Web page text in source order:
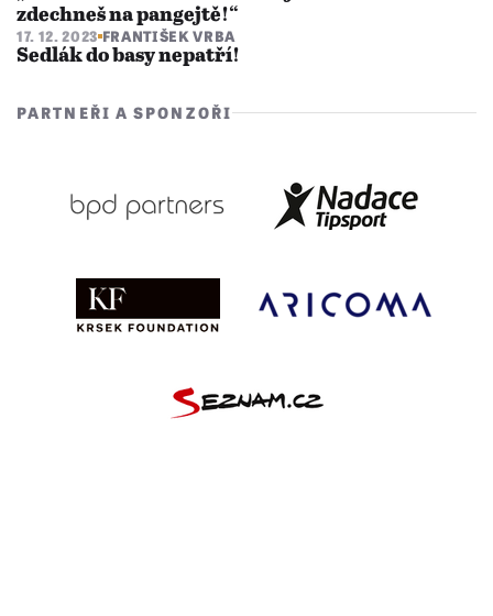
zdechneš na pangejtě!“
17. 12. 2023 FRANTIŠEK VRBA
Sedlák do basy nepatří!
PARTNEŘI A SPONZOŘI